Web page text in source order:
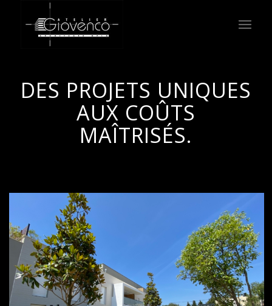
DES PROJETS UNIQUES
AUX COÛTS
MAÎTRISÉS.